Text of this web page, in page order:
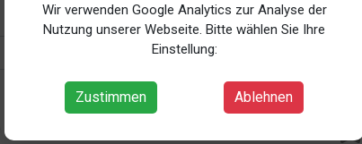
Wir verwenden Google Analytics zur Analyse der
Nutzung unserer Webseite. Bitte wählen Sie Ihre
Einstellung:
Zustimmen Ablehnen
E-Mail*